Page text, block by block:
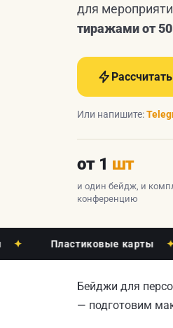
для
тиражами от
Или напишите:
от 1 шт
и один бейдж, и
конференцию
Пластиковые карты ✦
Бейджи для
— подготовим